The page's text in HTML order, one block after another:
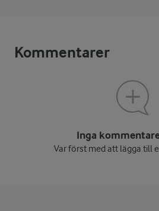
Kommentarer
Inga
Var först med att lägga till